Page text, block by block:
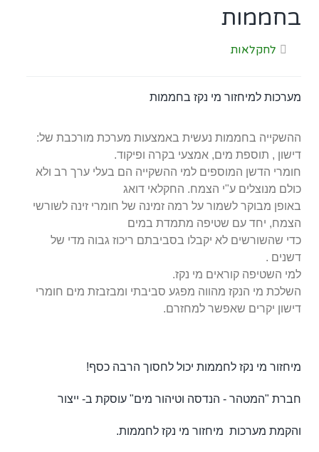
בחממות
לחקלאות
מערכות למיחזור מי נקז בחממות
ההשקייה בחממות נעשית באמצעות מערכת מורכבת של:
דישון , תוספת מים, אמצעי בקרה ופיקוד.
חומרי הדשן המוספים למי ההשקייה הם בעלי ערך רב ולא
כולם מנוצלים ע"י הצמח. החקלאי דואג
באופן מבוקר לשמור על רמה זמינה של חומרי זינה לשורשי
הצמח, יחד עם שטיפה מתמדת במים
כדי שהשורשים לא יקבלו בסביבתם ריכוז גבוה מדי של
דשנים .
למי השטיפה קוראים מי נקז.
השלכת מי הנקז מהווה מפגע סביבתי ומבזבזת מים חומרי
דישון יקרים שאפשר למחזרם.
מיחזור מי נקז לחממות יכול לחסוך הרבה כסף!
חברת "המטהר - הנדסה וטיהור מים" עוסקת ב- ייצור
והקמת מערכות מיחזור מי נקז לחממות.